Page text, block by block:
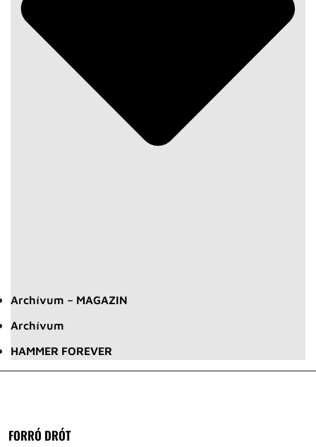
Archívum – MAGAZIN
Archívum
HAMMER FOREVER
FORRÓ DRÓT